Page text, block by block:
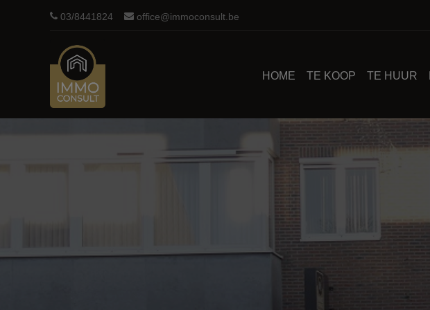
03/8441824 office@immoconsult.be
HOME TE KOOP TE HUUR